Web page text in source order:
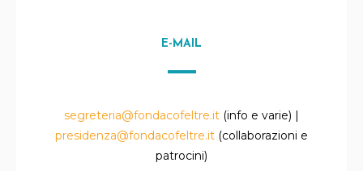
E-MAIL
segreteria@fondacofeltre.it (info e varie) |
presidenza@fondacofeltre.it (collaborazioni e
patrocini)